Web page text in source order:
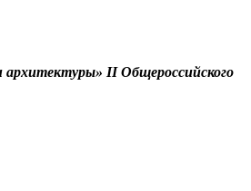
II Общероссийского